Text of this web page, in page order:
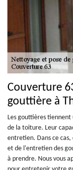
Couverture
gouttière à
Les gouttières
de la toiture. Leur
entretien. Dans ce
et de l'entretien des
à prendre. Nous vous